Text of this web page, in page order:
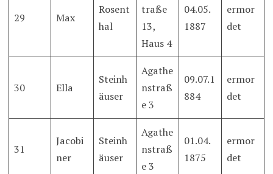
29 Max
Rosent
hal
traße
13,
Haus 4
04.05.
1887
ermor
det
30 Ella
Steinh
äuser
Agathe
nstraß
e 3
09.07.1
884
ermor
det
31
Jacobi
ner
Steinh
äuser
Agathe
nstraß
e 3
01.04.
1875
ermor
det